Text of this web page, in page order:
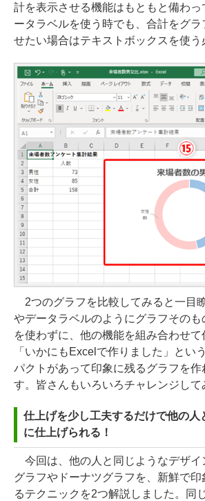
計を表示させる機能はもともと備わ
ータラベルを使う時でも、合計をグラ
せたい場合はテキストボックスを使う
2つのグラフを比較してみると一目
やデータラベルのようにグラフその
を使わずに、他の機能を組み合わせて
「いかにもExcelで作りました」とい
パクトがあって印象に残るグラフを作
す。皆さんもいろいろチャレンジして
仕上げを少し工夫するだけで他の人
に仕上げられる！
今回は、他の人と同じようなデザイ
グラフやドーナツグラフを、新鮮で
るテクニックを2つ解説しました。同